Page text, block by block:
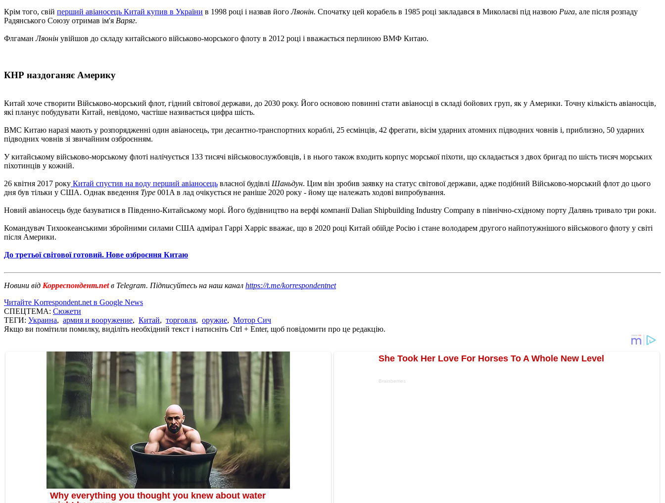
Крім того, свій перший авіаносець Китай купив в України в 1998 році і назвав йогоЛяонін. Спочатку цей корабель в 1985 році закладався в Миколаєві під назвою Рига, але після розпаду
Радянського Союзу отримав ім'я Варяг.
Флгаман Ляонін увійшов до складу китайського військово-морського флоту в 2012 році і вважається перлиною ВМФ Китаю.
КНР наздоганяє Америку
Китай хоче створити Військово-морський флот, гідний світової держави, до 2030 року. Його основою повинні стати авіаносці в складі бойових груп, як у Америки. Точну кількість авіаносців,
які планує побудувати Китай, невідомо, частіше називається цифра шість.
ВМС Китаю наразі мають у розпорядженні один авіаносець, три десантно-транспортних кораблі, 25 есмінців, 42 фрегати, вісім ударних атомних підводних човнів і, приблизно, 50 ударних
підводних човнів зі звичайним озброєнням.
У китайському військово-морському флоті налічується 133 тисячі військовослужбовців, і в нього також входить корпус морської піхоти, що складається з двох бригад по шість тисяч морських
піхотинців у кожній.
26 квітня 2017 року Китай спустив на воду перший авіаносець власної будівлі Шаньдун. Цим він зробив заявку на статус світової держави, адже подібний Військово-морський флот до цього
дня був тільки у США. Однак введення Type 001A в лад очікується не раніше 2020 року - йому ще належать ходові випробування.
Новий авіаносець буде базуватися в Південно-Китайському морі. Його будівництво на верфі компанії Dalian Shipbuilding Industry Company в північно-східному порту Далянь тривало три роки.
Командувач Тихоокеанськими збройними силами США адмірал Гаррі Харріс вважає, що в 2020 році Китай обійде Росію і стане володарем другого найпотужнішого військового флоту у світі
після Америки.
До третьої світової готовий. Нове озброєння Китаю
Новини від Корреспондент.netв Telegram. Підписуйтесь на наш канал https://t.me/korrespondentnet
Читайте Korrespondent.net в Google News
СПЕЦТЕМА: Сюжети
ТЕГИ: Украина, армия и вооружение, Китай, торговля, оружие, Мотор Сич
Якщо ви помітили помилку, виділіть необхідний текст і натисніть Ctrl + Enter, щоб повідомити про це редакцію.